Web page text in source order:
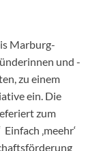
Marburg-
und -
zu einem
ein. Die
zum
‚meehr‘